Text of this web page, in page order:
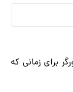
برای زمانی که